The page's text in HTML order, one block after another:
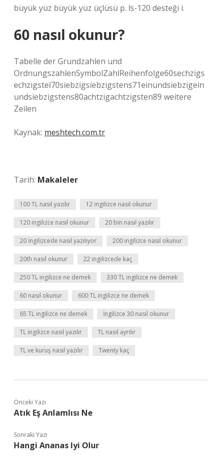
büyük yüz büyük yüz üçlüsü p. ls-120 desteği i.
60 nasıl okunur?
Tabelle der Grundzahlen und
OrdnungszahlenSymbolZahlReihenfolge60sechzigs
echzigstel70siebzigsiebzigstens71einundsiebzigein
undsiebzigstens80achtzigachtzigsten89 weitere
Zeilen
Kaynak: meshtech.com.tr
Tarih: Makaleler
100 TL nasıl yazılır 12 ingilizce nasıl okunur
120 ingilizce nasıl okunur 20 bin nasıl yazılır
20 İngilizcede nasıl yazılıyor 200 ingilizce nasıl okunur
20th nasıl okunur 22 ingilizcede kaç
250 TL ingilizce ne demek 330 TL ingilizce ne demek
60 nasıl okunur 600 TL ingilizce ne demek
65 TL ingilizce ne demek İngilizce 30 nasıl okunur
TL ingilizce nasıl yazılır TL nasıl ayrılır
TL ve kuruş nasıl yazılır Twenty kaç
Önceki Yazı
Atık Eş Anlamlısı Ne
Sonraki Yazı
Hangi Ananas Iyi Olur